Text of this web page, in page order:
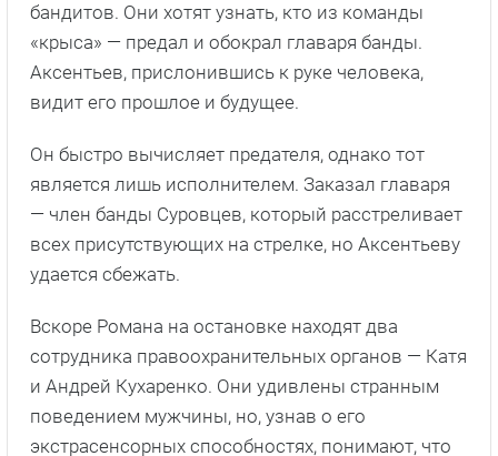
бандитов. Они хотят узнать, кто из команды
«крыса» — предал и обокрал главаря банды.
Аксентьев, прислонившись к руке человека,
видит его прошлое и будущее.
Он быстро вычисляет предателя, однако тот
является лишь исполнителем. Заказал главаря
— член банды Суровцев, который расстреливает
всех присутствующих на стрелке, но Аксентьеву
удается сбежать.
Вскоре Романа на остановке находят два
сотрудника правоохранительных органов — Катя
и Андрей Кухаренко. Они удивлены странным
поведением мужчины, но, узнав о его
экстрасенсорных способностях, понимают, что